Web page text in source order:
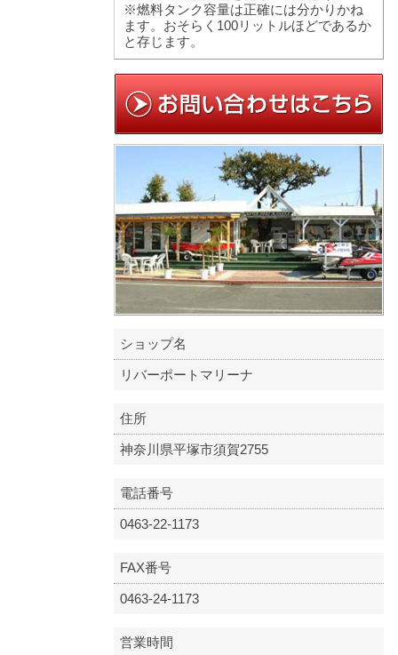
※燃料タンク容量は正確には分かりかね
ます。おそらく100リットルほどであるか
と存じます。
ショップ名
リバーポートマリーナ
住所
神奈川県平塚市須賀2755
電話番号
0463-22-1173
FAX番号
0463-24-1173
営業時間